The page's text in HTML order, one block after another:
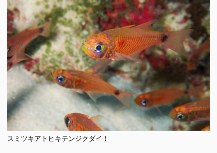
スミツキアトヒキテンジクダイ！